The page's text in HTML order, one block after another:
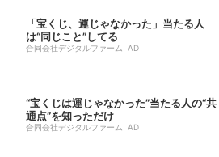
「宝くじ、運じゃなかった」当たる人
は“同じこと”してる
合同会社デジタルファーム AD
“宝くじは運じゃなかった”当たる人の“共
通点”を知っただけ
合同会社デジタルファーム AD